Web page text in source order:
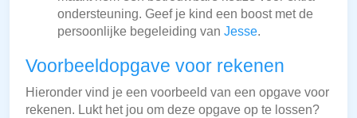
ondersteuning. Geef je kind een boost met de
persoonlijke begeleiding van Jesse.
Voorbeeldopgave voor rekenen
Hieronder vind je een voorbeeld van een opgave voor
rekenen. Lukt het jou om deze opgave op te lossen?